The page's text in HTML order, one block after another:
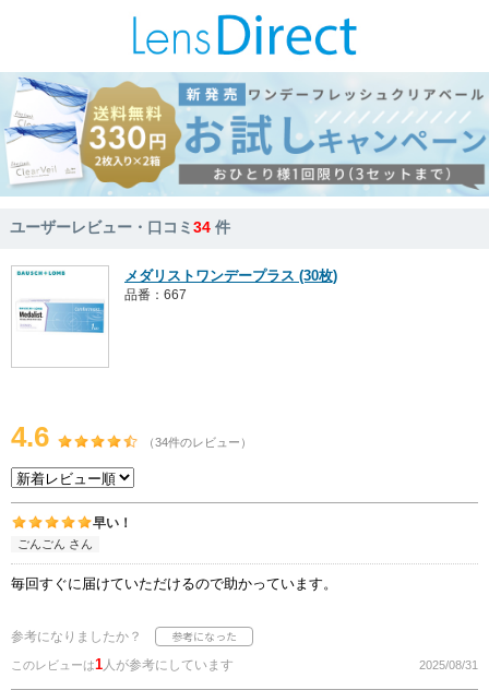
ユーザーレビュー・口コミ34 件
メダリストワンデープラス (30枚)
品番：667
4.6 （34件のレビュー）
早い！
ごんごん さん
毎回すぐに届けていただけるので助かっています。
参考になりましたか？
このレビューは1人が参考にしています 2025/08/31